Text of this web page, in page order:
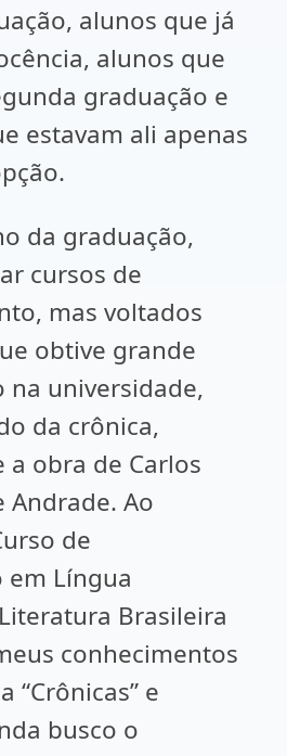
alunos que já
alunos que
graduação e
estavam ali apenas
da graduação,
cursos de
mas voltados
obtive grande
na universidade,
da crônica,
a obra de Carlos
Andrade. Ao
de
em Língua
Brasileira
conhecimentos
“Crônicas” e
busco o